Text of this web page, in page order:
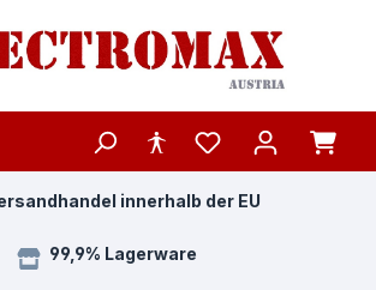
innerhalb der EU
99,9% Lagerware